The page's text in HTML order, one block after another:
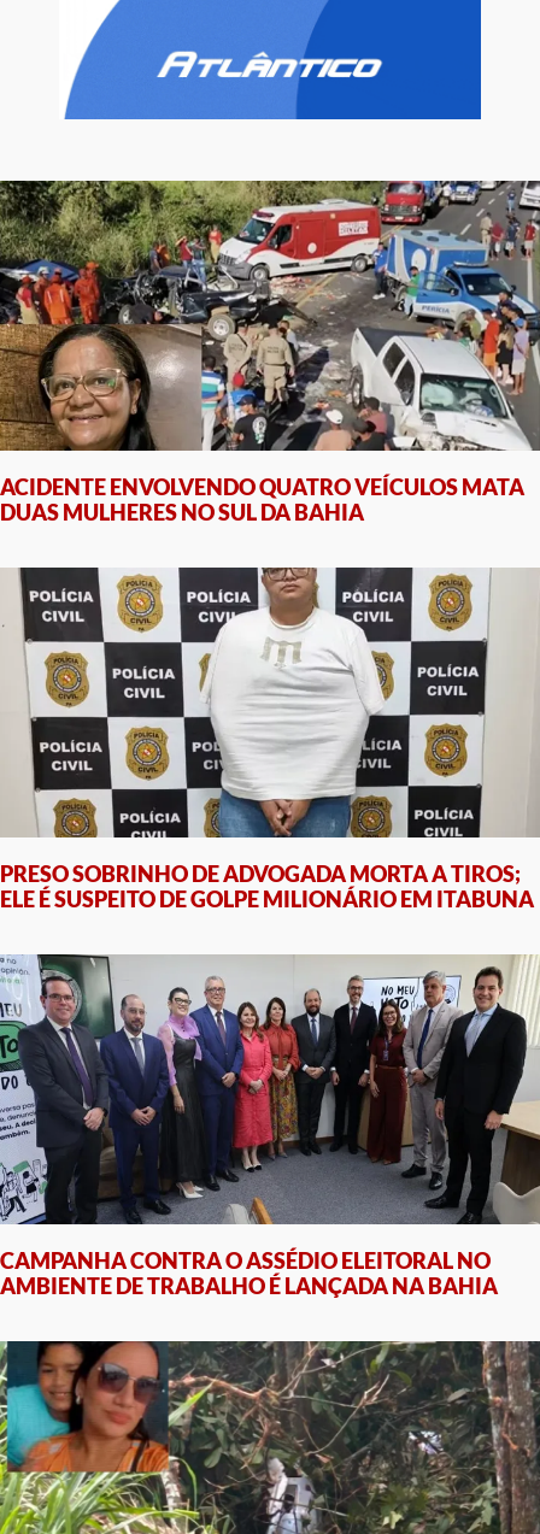
ACIDENTE ENVOLVENDO QUATRO VEÍCULOS MATA
DUAS MULHERES NO SUL DA BAHIA
PRESO SOBRINHO DE ADVOGADA MORTA A TIROS;
ELE É SUSPEITO DE GOLPE MILIONÁRIO EM ITABUNA
CAMPANHA CONTRA O ASSÉDIO ELEITORAL NO
AMBIENTE DE TRABALHO É LANÇADA NA BAHIA